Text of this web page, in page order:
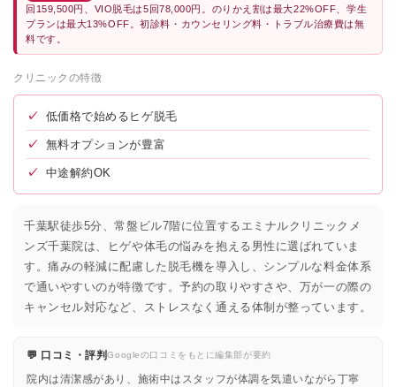
回159,500円、VIO脱毛は5回78,000円。のりかえ割は最大22%OFF、学生
プランは最大13%OFF。初診料・カウンセリング料・トラブル治療費は無
料です。
クリニックの特徴
✓ 低価格で始めるヒゲ脱毛
✓ 無料オプションが豊富
✓ 中途解約OK
千葉駅徒歩5分、常盤ビル7階に位置するエミナルクリニックメ
ンズ千葉院は、ヒゲや体毛の悩みを抱える男性に選ばれていま
す。痛みの軽減に配慮した脱毛機を導入し、シンプルな料金体系
で通いやすいのが特徴です。予約の取りやすさや、万が一の際の
キャンセル対応など、ストレスなく通える体制が整っています。
💬 口コミ・評判Googleの口コミをもとに編集部が要約
院内は清潔感があり、施術中はスタッフが体調を気遣いながら丁寧